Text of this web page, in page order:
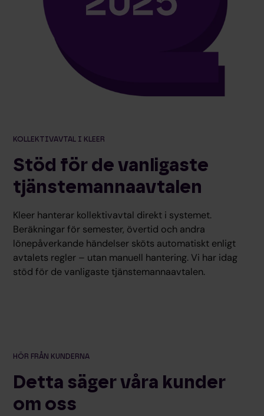
KOLLEKTIVAVTAL I KLEER
Stöd för de vanligaste
tjänstemannaavtalen
Kleer hanterar kollektivavtal direkt i systemet.
Beräkningar för semester, övertid och andra
lönepåverkande händelser sköts automatiskt enligt
avtalets regler – utan manuell hantering. Vi har idag
stöd för de vanligaste tjänstemannaavtalen.
HÖR FRÅN KUNDERNA
Detta säger våra kunder
om oss